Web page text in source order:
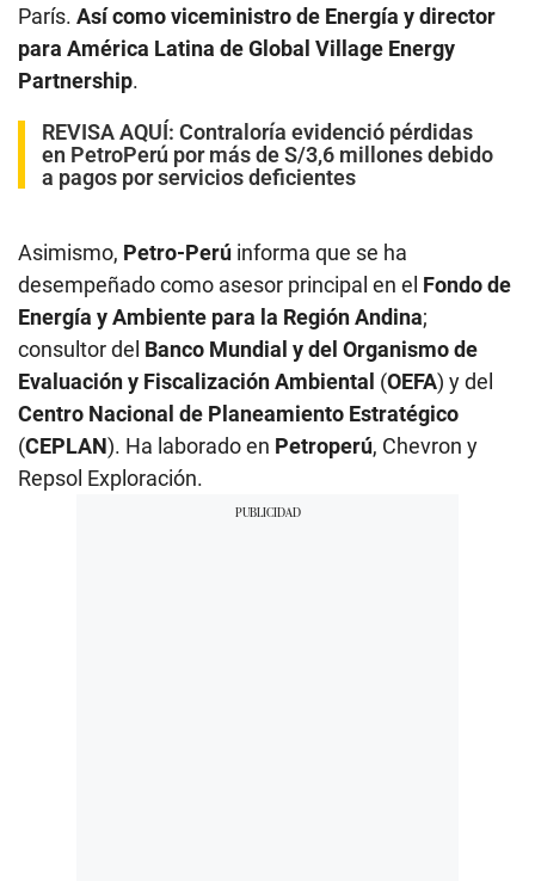
París. Así como viceministro de Energía y director
para América Latina de Global Village Energy
Partnership.
REVISA AQUÍ: Contraloría evidenció pérdidas
en PetroPerú por más de S/3,6 millones debido
a pagos por servicios deficientes
Asimismo, Petro-Perú informa que se ha
desempeñado como asesor principal en el Fondo de
Energía y Ambiente para la Región Andina;
consultor del Banco Mundial y del Organismo de
Evaluación y Fiscalización Ambiental (OEFA) y del
Centro Nacional de Planeamiento Estratégico
(CEPLAN). Ha laborado en Petroperú, Chevron y
Repsol Exploración.